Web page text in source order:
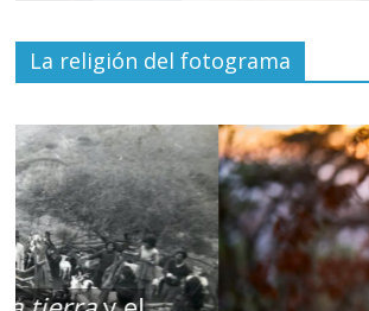
La religión del fotograma